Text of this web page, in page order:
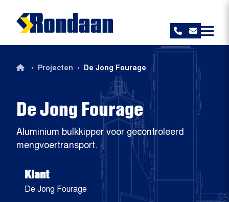
De Jong Fourage
Aluminium bulkkipper voor gecontroleerd
mengvoertransport.
› Projecten › De Jong Fourage
Klant
De Jong Fourage